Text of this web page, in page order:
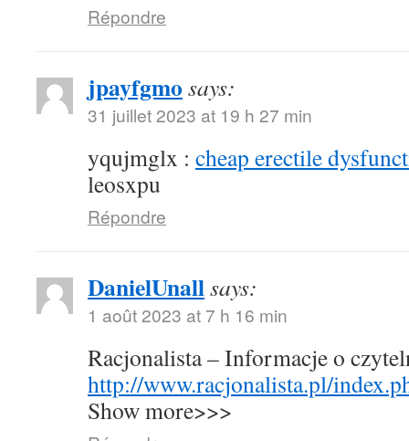
Répondre
jpayfgmo says:
31 juillet 2023 at 19 h 27 min
yqujmglx : cheap erectile
leosxpu
Répondre
DanielUnallsays:
1 août 2023 at 7 h 16 min
Racjonalista – Informacje o
http://www.racjonalista.pl/
Show more>>>